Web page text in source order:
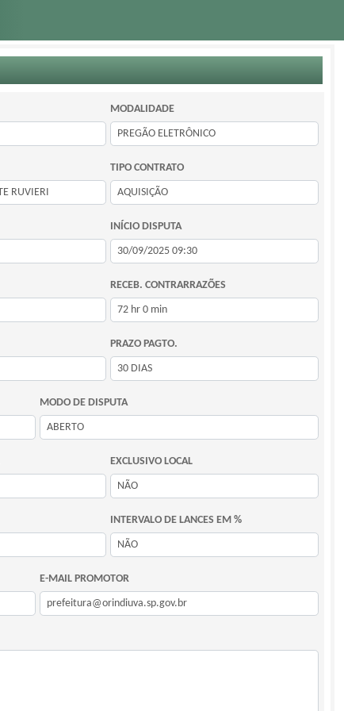
MODALIDADE
TIPO CONTRATO
INÍCIO DISPUTA
RECEB. CONTRARRAZÕES
PRAZO PAGTO.
MODO DE DISPUTA
EXCLUSIVO LOCAL
INTERVALO DE LANCES EM %
E-MAIL PROMOTOR